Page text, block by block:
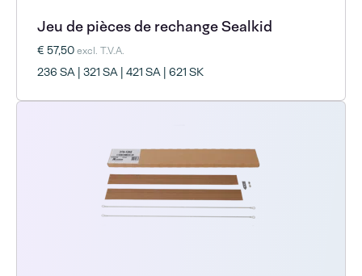
Jeu de pièces de rechange Sealkid
€ 57,50excl. T.V.A.
236 SA | 321 SA | 421 SA | 621 SK